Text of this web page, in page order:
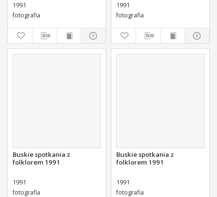
1991
fotografia
1991
fotografia
Buskie spotkania z
folklorem 1991
1991
fotografia
Buskie spotkania z
folklorem 1991
1991
fotografia